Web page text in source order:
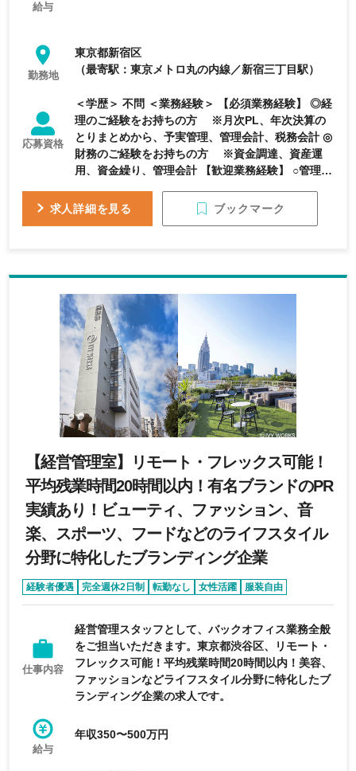
給与
勤務地
東京都新宿区
（最寄駅：東京メトロ丸の内線／新宿三丁目駅）
応募資格
＜学歴＞ 不問 ＜業務経験＞ 【必須業務経験】 ◎経
理のご経験をお持ちの方 ※月次PL、年次決算の
とりまとめから、予実管理、管理会計、税務会計 ◎
財務のご経験をお持ちの方 ※資金調達、資産運
用、資金繰り、管理会計 【歓迎業務経験】 ○管理部
のご経験 キャリアパス：全社の総務経理全体を見
求人詳細を見る ブックマーク
【経営管理室】リモート・フレックス可能！
平均残業時間20時間以内！有名ブランドのPR
実績あり！ビューティ、ファッション、音
楽、スポーツ、フードなどのライフスタイル
分野に特化したブランディング企業
経験者優遇 完全週休2日制 転勤なし 女性活躍 服装自由
仕事内容
経営管理スタッフとして、バックオフィス業務全般
をご担当いただきます。東京都渋谷区、リモート・
フレックス可能！平均残業時間20時間以内！美容、
ファッションなどライフスタイル分野に特化したブ
ランディング企業の求人です。
給与
年収350〜500万円